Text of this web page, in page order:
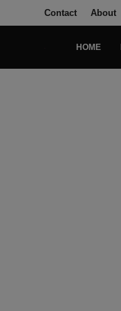
Contact About
HOME